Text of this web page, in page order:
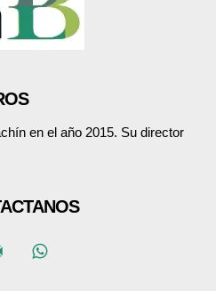
en el año 2015. Su director